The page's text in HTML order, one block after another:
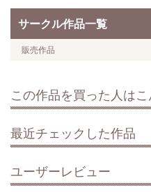
サークル作品一覧
販売作品
この作品を買った人は
最近チェックした作品
ユーザーレビュー